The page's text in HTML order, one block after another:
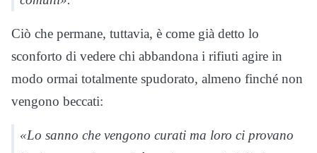
Ciò che permane, tuttavia, è come già detto lo
sconforto di vedere chi abbandona i rifiuti agire in
modo ormai totalmente spudorato, almeno finché non
vengono beccati:
«Lo sanno che vengono curati ma loro ci provano